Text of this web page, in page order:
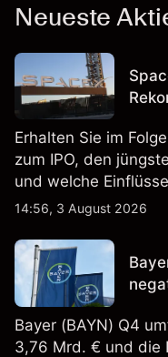
Neueste
Erhalten Sie im
zum IPO, den
und welche
14:56, 3 August 2026
Bayer (BAYN) Q4
3,76 Mrd. € und die